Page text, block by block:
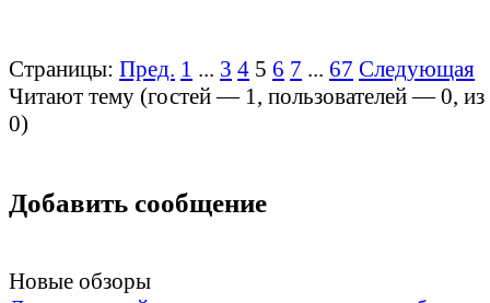
Страницы: Пред. 1 ... 3 4 5 6 7 ... 67 Следующая
Читают тему (гостей — 1, пользователей —0,
0)
Добавить сообщение
Новые обзоры